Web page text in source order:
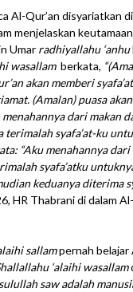
Al-Qur’an disyariatkan
menjelaskan
Umar radhiyallahu ‘anhu
wasallamberkata,
akan memberi
(Amalan) puasa
menahannya dari makan
terimalah syafa’at-ku
“Aku menahannya
syafa’atku
keduanya diterima
HR Thabrani di dalam
sallampernah belajar
‘alaihi wasallam
saw adalah